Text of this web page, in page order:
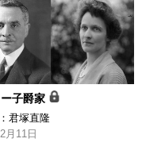
子爵家
君塚直隆
月11日